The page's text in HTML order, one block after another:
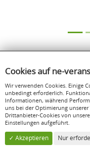
Cookies auf ne-
Wir verwenden Cookies. Einige
unbedingt erforderlich.
Informationen, während
uns bei der Optimierung
Drittanbieter-Cookies von
Einstellungen aufgeführt.
✓ Akzeptieren Nur